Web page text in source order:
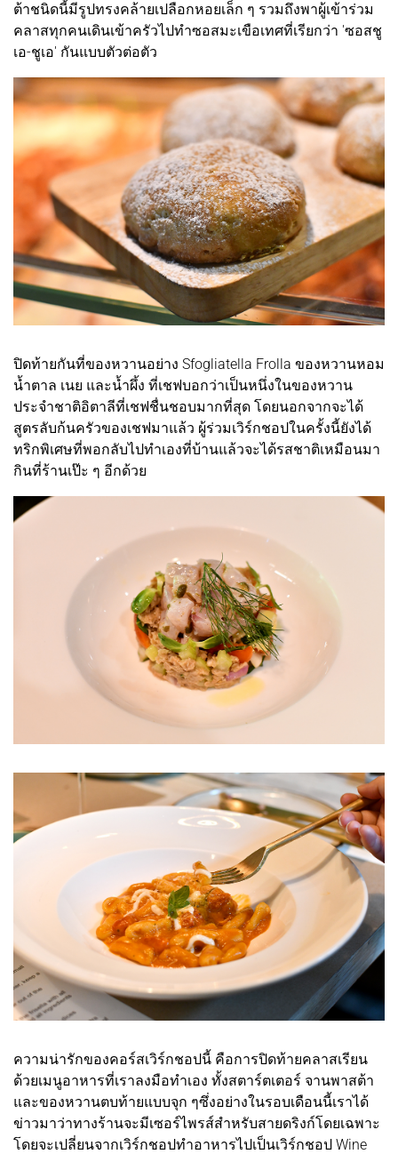
ต้าชนิดนี้มีรูปทรงคล้ายเปลือกหอยเล็ก ๆ รวมถึงพาผู้เข้าร่วม
คลาสทุกคนเดินเข้าครัวไปทำซอสมะเขือเทศที่เรียกว่า 'ซอสชู
เอ-ชูเอ' กันแบบตัวต่อตัว
ปิดท้ายกันที่ของหวานอย่าง Sfogliatella Frolla ของหวานหอม
น้ำตาล เนย และน้ำผึ้ง ที่เชฟบอกว่าเป็นหนึ่งในของหวาน
ประจำชาติอิตาลีที่เชฟชื่นชอบมากที่สุด โดยนอกจากจะได้
สูตรลับก้นครัวของเชฟมาแล้ว ผู้ร่วมเวิร์กชอปในครั้งนี้ยังได้
ทริกพิเศษที่พอกลับไปทำเองที่บ้านแล้วจะได้รสชาติเหมือนมา
กินที่ร้านเป๊ะ ๆ อีกด้วย
ความน่ารักของคอร์สเวิร์กชอปนี้ คือการปิดท้ายคลาสเรียน
ด้วยเมนูอาหารที่เราลงมือทำเอง ทั้งสตาร์ตเตอร์ จานพาสต้า
และของหวานตบท้ายแบบจุก ๆซึ่งอย่างในรอบเดือนนี้เราได้
ข่าวมาว่าทางร้านจะมีเซอร์ไพรส์สำหรับสายดริงก์โดยเฉพาะ
โดยจะเปลี่ยนจากเวิร์กชอปทำอาหารไปเป็นเวิร์กชอป Wine